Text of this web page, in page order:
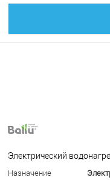
Электрический
Назначение